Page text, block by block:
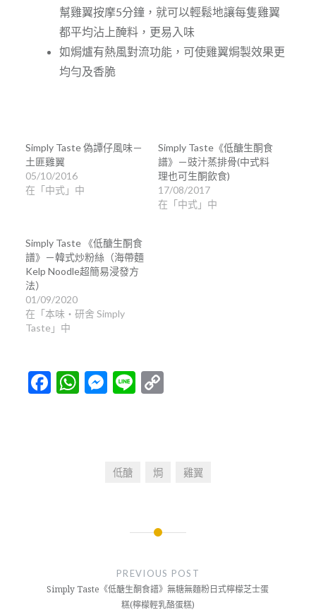
幫雞翼按摩5分鐘，就可以輕鬆地讓每隻雞翼
都平均沾上醃料，更易入味
如焗爐有熱風對流功能，可使雞翼焗製效果更
均勻及香脆
Simply Taste 偽譚仔風味－
土匪雞翼
05/10/2016
在「中式」中
Simply Taste《低醣生酮食
譜》－豉汁蒸排骨(中式料
理也可生酮飲食)
17/08/2017
在「中式」中
Simply Taste 《低醣生酮食
譜》－韓式炒粉絲（海帶麵
Kelp Noodle超簡易浸發方
法）
01/09/2020
在「本味・研舍 Simply
Taste」中
Facebook
WhatsApp
Messenger
LineCopy
低醣 焗 雞翼
PREVIOUS POST
Simply Taste《低醣生酮食譜》無糖無麵粉日式檸檬芝士蛋
糕(檸檬輕乳酪蛋糕)